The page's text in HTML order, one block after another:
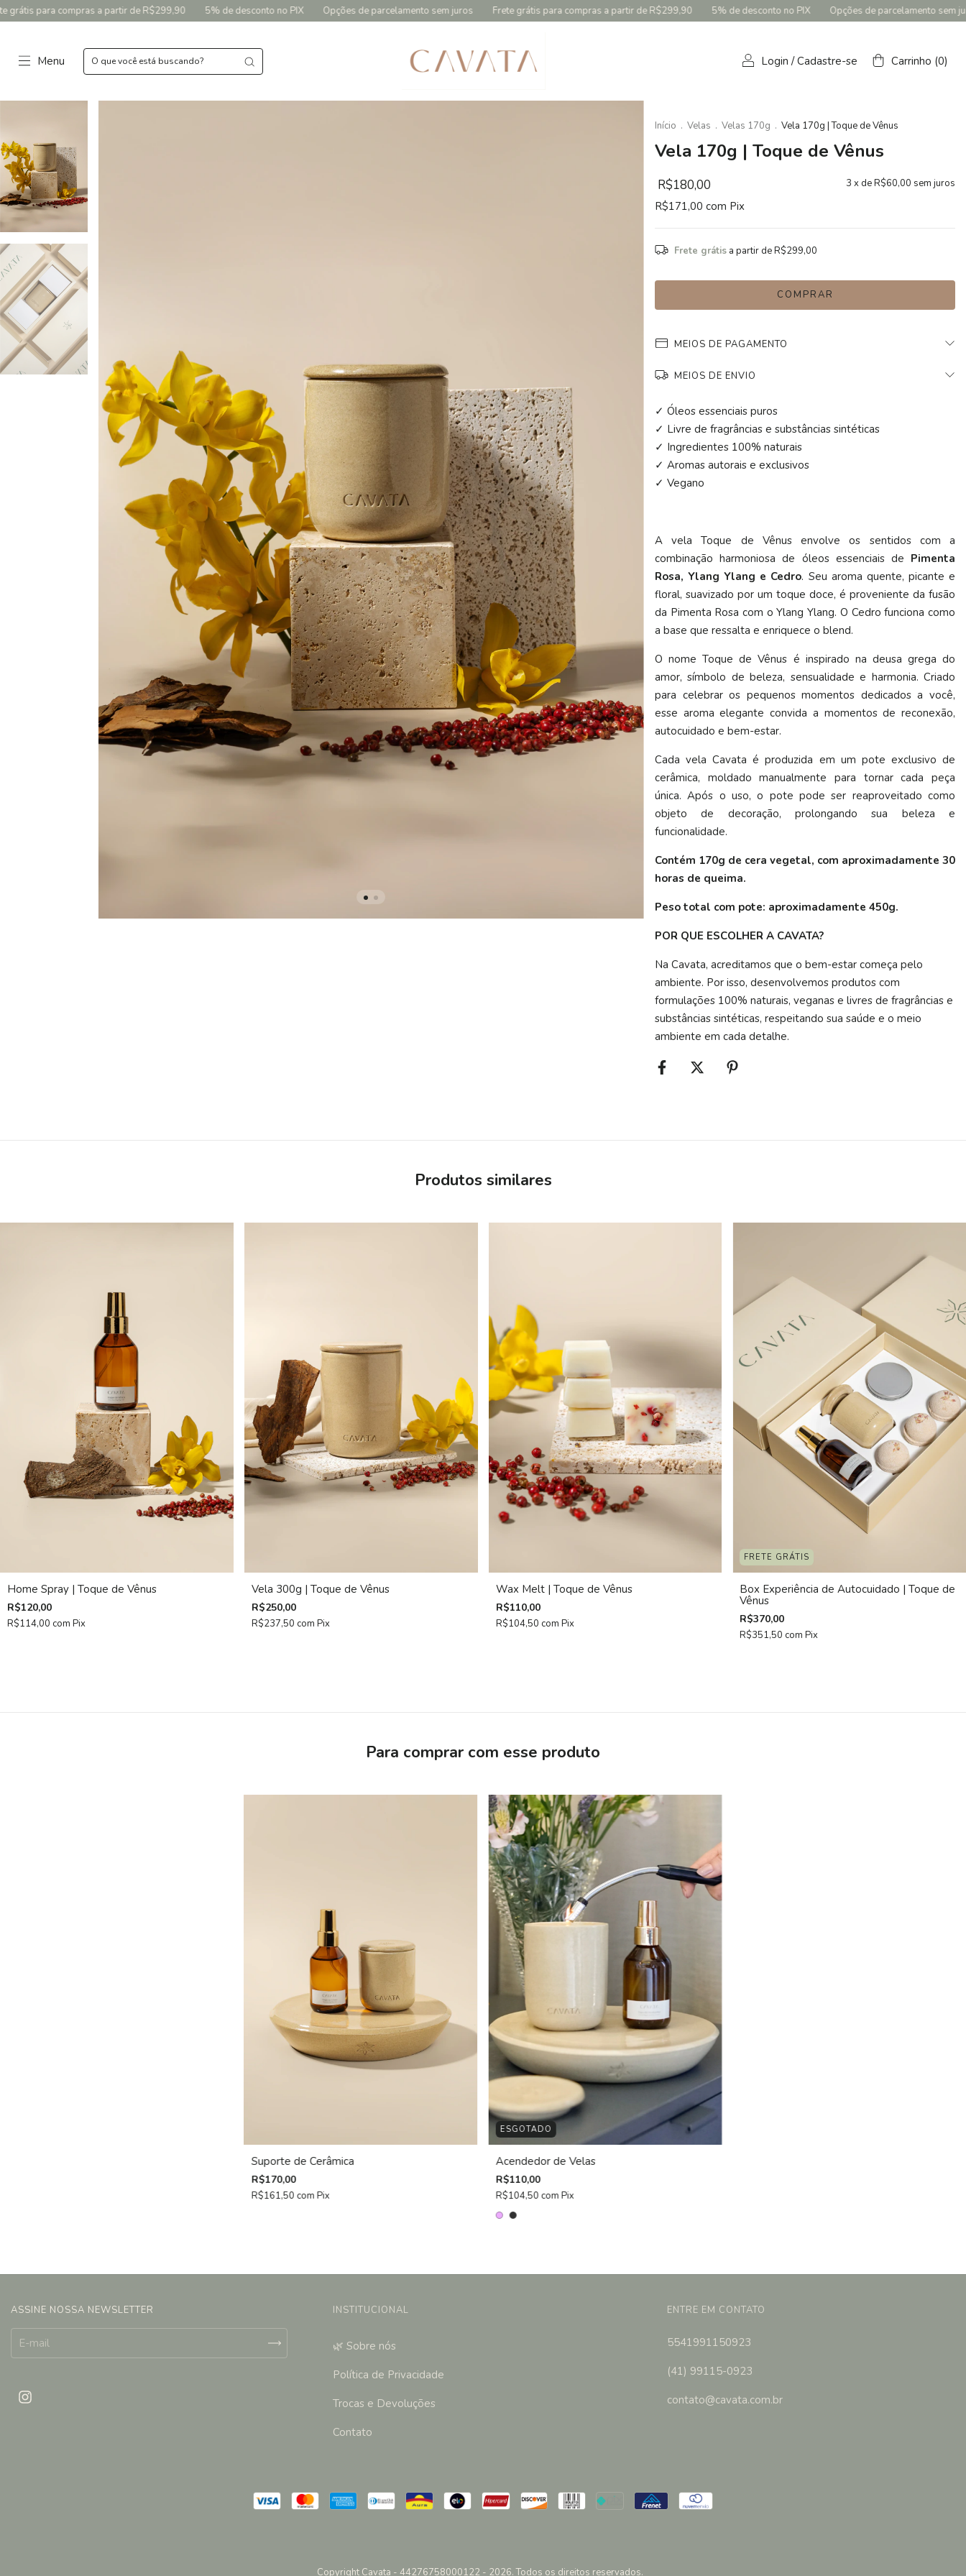
de R$299,90 5% de desconto no PIX Opções de parcelamento sem juros Frete grátis para compras a partir de R$299,90 5% de desconto no PIX Opções de parcelamento sem juros Frete grátis para
Menu Login /Cadastre-se Carrinho (0)
Início . Velas . Velas 170g . Vela 170g | Toque de Vênus
Vela 170g | Toque de Vênus
R$180,00 3 x deR$60,00 sem juros
R$171,00 com Pix
Frete grátis a partir deR$299,00
MEIOS DE PAGAMENTO
MEIOS DE ENVIO
✓ Óleos essenciais puros
✓ Livre de fragrâncias e substâncias sintéticas
✓ Ingredientes 100% naturais
✓ Aromas autorais e exclusivos
✓ Vegano
A vela Toque de Vênus envolve os sentidos com a
combinação harmoniosa de óleos essenciais de Pimenta
Rosa, Ylang Ylang e Cedro. Seu aroma quente, picante e
floral, suavizado por um toque doce, é proveniente da fusão
da Pimenta Rosa com o Ylang Ylang. O Cedro funciona como
a base que ressalta e enriquece o blend.
O nome Toque de Vênus é inspirado na deusa grega do
amor, símbolo de beleza, sensualidade e harmonia. Criado
para celebrar os pequenos momentos dedicados a você,
esse aroma elegante convida a momentos de reconexão,
autocuidado e bem-estar.
Cada vela Cavata é produzida em um pote exclusivo de
cerâmica, moldado manualmente para tornar cada peça
única. Após o uso, o pote pode ser reaproveitado como
objeto de decoração, prolongando sua beleza e
funcionalidade.
Contém 170g de cera vegetal, com aproximadamente 30
horas de queima.
Peso total com pote: aproximadamente 450g.
POR QUE ESCOLHER A CAVATA?
Na Cavata, acreditamos que o bem-estar começa pelo
ambiente. Por isso, desenvolvemos produtos com
formulações 100% naturais, veganas e livres de fragrâncias e
substâncias sintéticas, respeitando sua saúde e o meio
ambiente em cada detalhe.
Produtos similares
Home Spray | Toque de Vênus
R$120,00
R$114,00 com Pix
Vela 300g | Toque de Vênus
R$250,00
R$237,50 com Pix
Wax Melt | Toque de Vênus
R$110,00
R$104,50 com Pix
FRETE GRÁTIS
Box Experiência de Autocuidado | Toque de
Vênus
R$370,00
R$351,50 com Pix
Para comprar com esse produto
Suporte de Cerâmica
R$170,00
R$161,50 com Pix
ESGOTADO
Acendedor de Velas
R$110,00
R$104,50 com Pix
ASSINE NOSSA NEWSLETTER INSTITUCIONAL
🌿 Sobre nós
Política de Privacidade
Trocas e Devoluções
Contato
ENTRE EM CONTATO
5541991150923
(41) 99115-0923
contato@cavata.com.br
Copyright Cavata - 44276758000122 - 2026. Todos os direitos reservados.